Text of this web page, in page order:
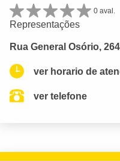
0 aval.
Representações
Rua General Osório,
ver horario de
ver telefone